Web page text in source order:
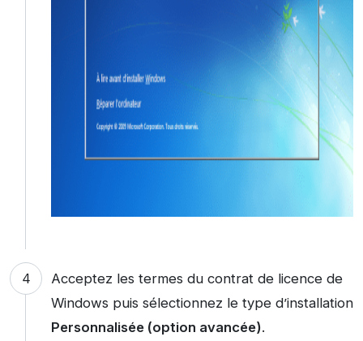
Acceptez les termes du contrat de licence de
Windows puis sélectionnez le type d’installation
Personnalisée (option avancée).